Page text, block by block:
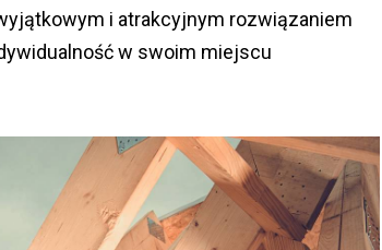
i atrakcyjnym rozwiązaniem
w swoim miejscu